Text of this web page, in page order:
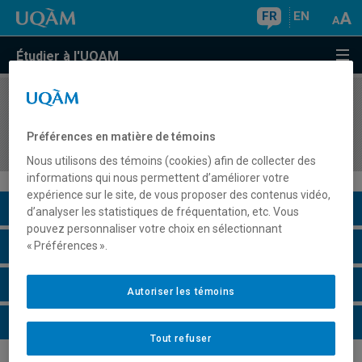
FR EN
Étudier à l'UQAM
COURS//
informatiques
Description du cours
Horaire - Été 2026
Horaire - Automne 2026
Horaire - Hiver 2027
Préférences en matière de témoins
Nous utilisons des témoins (cookies) afin de collecter des
informations qui nous permettent d’améliorer votre
expérience sur le site, de vous proposer des contenus vidéo,
d’analyser les statistiques de fréquentation, etc. Vous
pouvez personnaliser votre choix en sélectionnant
« Préférences ».
Tout refuser
Autoriser les témoins